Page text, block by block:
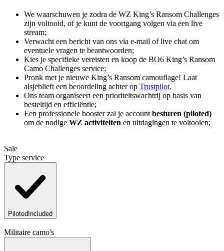
We waarschuwen je zodra de WZ King’s Ransom Challenges
zijn voltooid, of je kunt de voortgang volgen via een live
stream;
Verwacht een bericht van ons via e-mail of live chat om
eventuele vragen te beantwoorden;
Kies je specifieke vereisten en koop de BO6 King’s Ransom
Camo Challenges service;
Pronk met je nieuwe King’s Ransom camouflage! Laat
alsjeblieft een beoordeling achter op Trustpilot.
Ons team organiseert een prioriteitswachtrij op basis van
besteltijd en efficiëntie;
Een professionele booster zal je account besturen (piloted)
om de nodige WZ activiteiten en uitdagingen te voltooien;
Sale
Type service
Piloted Included
Militaire camo's